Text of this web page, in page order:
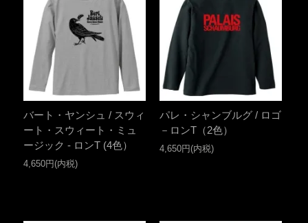
バート・ヤンシュ / スウィ
ート・スウィート・ミュ
ージック - ロンT (4色）
4,650円(内税)
パレ・シャンブルグ / ロゴ
－ロンT（2色）
4,650円(内税)